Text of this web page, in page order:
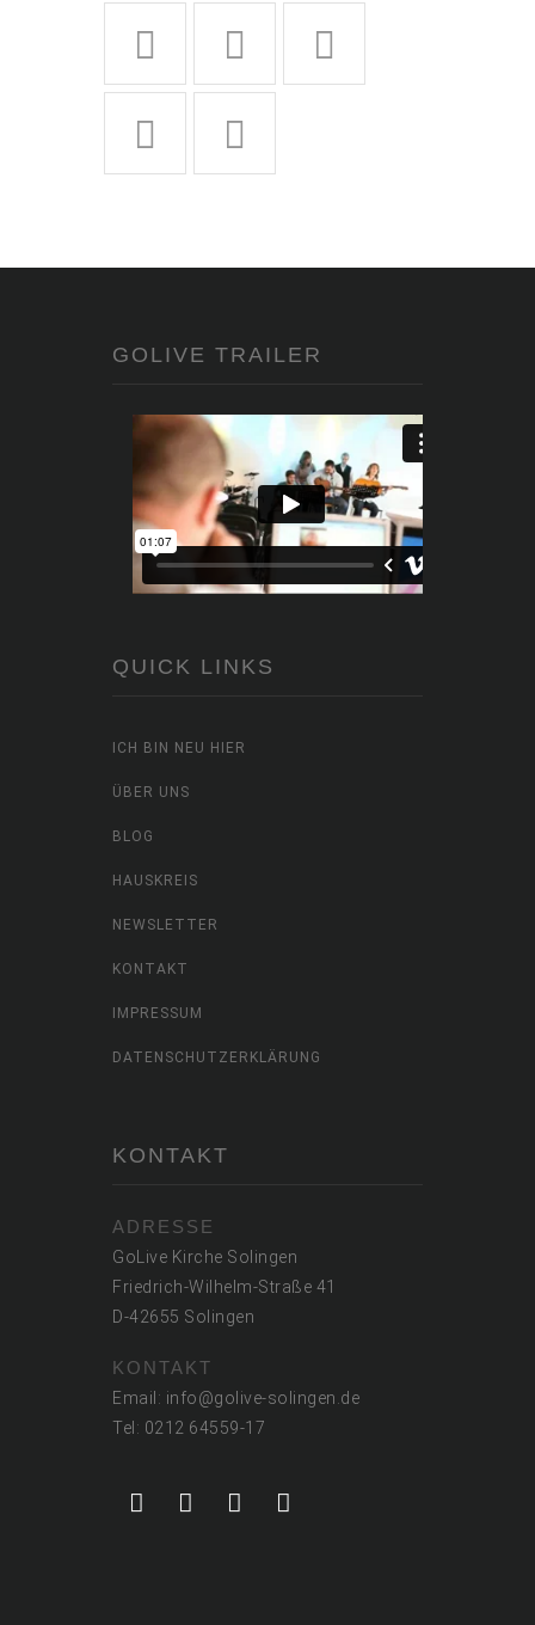
GOLIVE TRAILER
QUICK LINKS
ICH BIN NEU HIER
ÜBER UNS
BLOG
HAUSKREIS
NEWSLETTER
KONTAKT
IMPRESSUM
DATENSCHUTZERKLÄRUNG
KONTAKT
ADRESSE
GoLive Kirche Solingen
Friedrich-Wilhelm-Straße 41
D-42655 Solingen
KONTAKT
Email: info@golive-solingen.de
Tel: 0212 64559-17